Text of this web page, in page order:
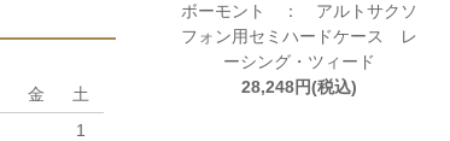
ボーモント ： アルトサクソ
フォン用セミハードケース レ
ーシング・ツィード
28,248円(税込)
金
土
1